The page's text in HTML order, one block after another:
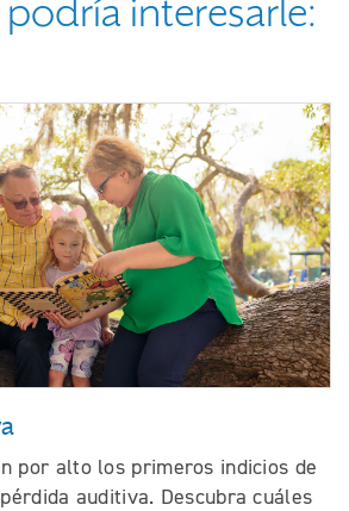
interesarle:
por alto los primeros indicios de
auditiva. Descubra cuáles